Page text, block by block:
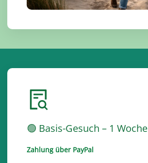
🟢 Basis-Gesuch – 1 Woche
Zahlung über PayPal